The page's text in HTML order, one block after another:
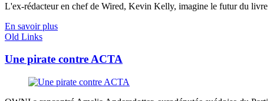
L'ex-rédacteur en chef de Wired, Kevin Kelly, imagine le futur du
En savoir plus
Old Links
Une pirate contre ACTA